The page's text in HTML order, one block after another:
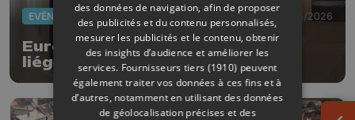
EVÈNEMENTS 22/06/2026
Eurosatory : les entreprises
liégeoises en vitrine à Paris
des données de navigation, afin de proposer
des publicités et du contenu personnalisés,
mesurer les publicités et le contenu, obtenir
des insights d’audience et améliorer les
services. Fournisseurs tiers (1910) peuvent
également traiter vos données à ces fins et à
d’autres, notamment en utilisant des données
de géolocalisation précises et des